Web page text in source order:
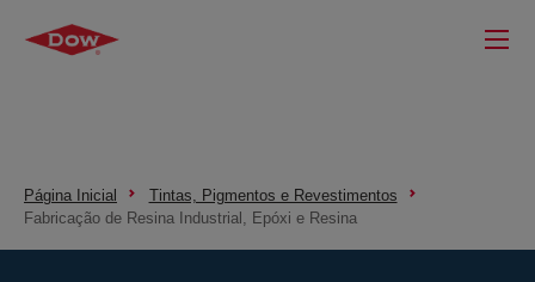
Página Inicial
Tintas, Pigmentos e Revestimentos
Fabricação de Resina Industrial, Epóxi e Resina